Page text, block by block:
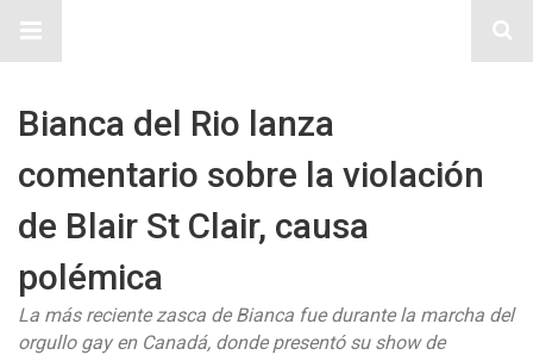
Bianca del Rio lanza
comentario sobre la violación
de Blair St Clair, causa
polémica
La más reciente zasca de Bianca fue durante la marcha del
orgullo gay en Canadá, donde presentó su show de